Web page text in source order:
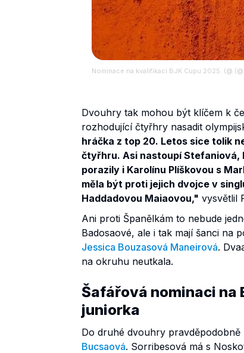
Nominace na kvalifikaci BJK Cupu 2025. (@
Dvouhry tak mohou být klíčem k
rozhodující čtyřhry nasadit
hráčka z top 20. Letos sice tolik
čtyřhru. Asi nastoupí Stefaniová,
porazily i Karolínu Plíškovou s
měla být proti jejich dvojce v
Haddadovou Maiaovou," vysvětlil
Ani proti Španělkám to nebude
Badosaové, ale i tak mají šanci na
Jessica Bouzasová Maneirová.
na okruhu neutkala.
Šafářová nominaci na
juniorka
Do druhé dvouhry pravděpodobně
Bucsaová. Sorribesová má s